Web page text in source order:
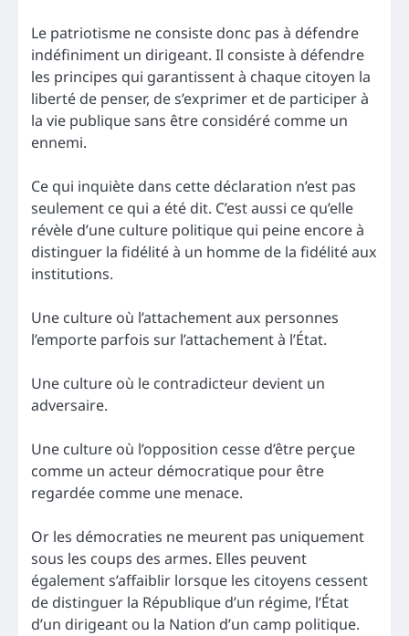
Le patriotisme ne consiste donc pas à défendre
indéfiniment un dirigeant. Il consiste à défendre
les principes qui garantissent à chaque citoyen la
liberté de penser, de s’exprimer et de participer à
la vie publique sans être considéré comme un
ennemi.
Ce qui inquiète dans cette déclaration n’est pas
seulement ce qui a été dit. C’est aussi ce qu’elle
révèle d’une culture politique qui peine encore à
distinguer la fidélité à un homme de la fidélité aux
institutions.
Une culture où l’attachement aux personnes
l’emporte parfois sur l’attachement à l’État.
Une culture où le contradicteur devient un
adversaire.
Une culture où l’opposition cesse d’être perçue
comme un acteur démocratique pour être
regardée comme une menace.
Or les démocraties ne meurent pas uniquement
sous les coups des armes. Elles peuvent
également s’affaiblir lorsque les citoyens cessent
de distinguer la République d’un régime, l’État
d’un dirigeant ou la Nation d’un camp politique.